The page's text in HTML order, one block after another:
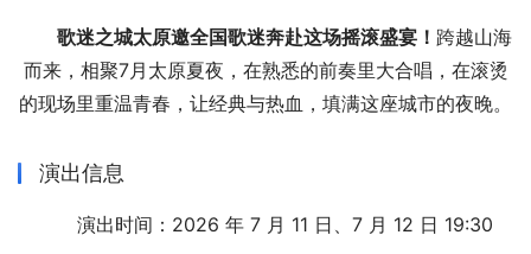
歌迷之城太原邀全国歌迷奔赴这场摇滚盛宴！ 跨越山海
而来，相聚7月太原夏夜，在熟悉的前奏里大合唱，在滚烫
的现场里重温青春，让经典与热血，填满这座城市的夜晚。
演出信息
演出时间：2026 年 7 月 11 日、7 月 12 日 19:30